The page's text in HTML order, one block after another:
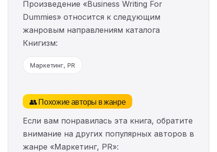
Произведение «Business Writing For
Dummies» относится к следующим
жанровым направлениям каталога
Книгизм:
Маркетинг, PR
👥 Похожие авторы в жанре
Если вам понравилась эта книга, обратите
внимание на других популярных авторов в
жанре «Маркетинг, PR»: